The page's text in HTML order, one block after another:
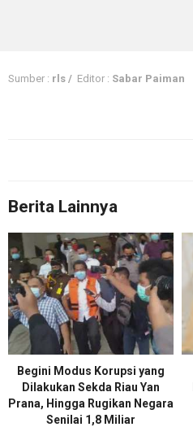
Sumber : rls / Editor : Sabar Paiman
Berita Lainnya
Begini Modus Korupsi yang
Dilakukan Sekda Riau Yan
Prana, Hingga Rugikan Negara
Senilai 1,8 Miliar